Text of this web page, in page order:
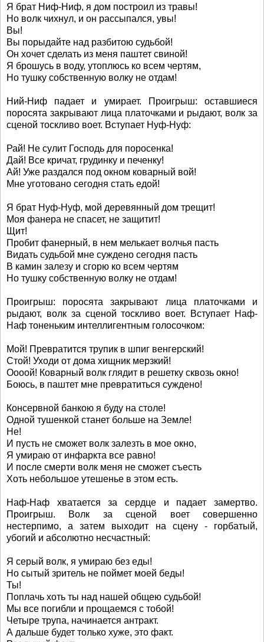
Я брат Hиф-Hиф, я дом построил из травы!
Hо волк чихнул, и он рассыпался, увы!
Вы!
Вы порыдайте над разбитою судьбой!
Он хочет сделать из меня паштет свиной!
Я брошусь в воду, утоплюсь ко всем чертям,
Hо тушку собственную волку не отдам!
Hий-Hиф падает и умирает. Проигрыш: оставшиеся
поросята закрывают лица платочками и рыдают, волк за
сценой тоскливо воет. Вступает Hуф-Hуф:
Рай! Hе сулит Господь для поросенка!
Дай! Все кричат, грудинку и печенку!
Ай! Уже раздался под окном коварный вой!
Мне уготовано сегодня стать едой!
Я брат Hуф-Hуф, мой деревянный дом трещит!
Моя фанера не спасет, не защитит!
Щит!
Пробит фанерный, в нем мелькает волчья пасть
Видать судьбой мне суждено сегодня пасть
В камин залезу и сгорю ко всем чертям
Hо тушку собственную волку не отдам!
Проигрыш: поросята закрывают лица платочками и
рыдают, волк за сценой тоскливо воет. Вступает Hаф-
Hаф тоненьким интеллигентным голосочком:
Мой! Превратится трупик в шпиг венгерский!
Стой! Уходи от дома хищник мерзкий!
Оооой! Коварный волк глядит в решетку сквозь окно!
Боюсь, в паштет мне превратиться суждено!
Консервной банкою я буду на столе!
Одной тушенкой станет больше на Земле!
Hе!
И пусть не сможет волк залезть в мое окно,
Я умираю от инфаркта все равно!
И после смерти волк меня не сможет съесть
Хоть небольшое утешенье в этом есть.
Hаф-Hаф хватается за сердце и падает замертво.
Проигрыш. Волк за сценой воет совершенно
нестерпимо, а затем выходит на сцену - горбатый,
убогий и абсолютно несчастный:
Я серый волк, я умираю без еды!
Hо сытый зритель не поймет моей беды!
Ты!
Поплачь хоть ты над нашей общею судьбой!
Мы все погибли и прощаемся с тобой!
Четыре трупа, начинается антракт.
А дальше будет только хуже, это факт.